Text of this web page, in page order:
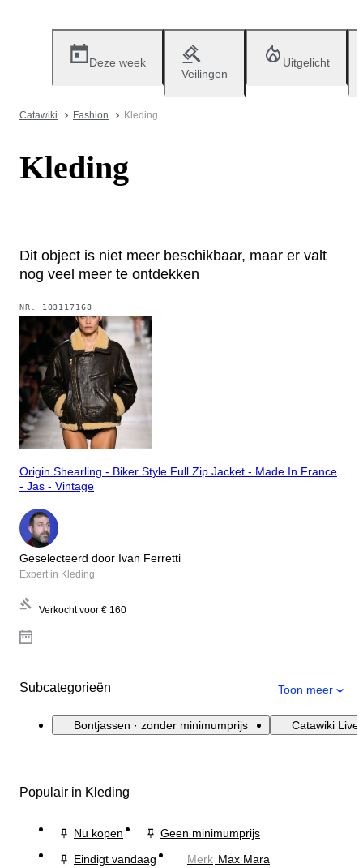
Deze week
Veilingen
Uitgelicht
Catawiki Fashion Kleding
Kleding
Dit object is niet meer beschikbaar, maar er valt
nog veel meer te ontdekken
NR. 103117168
Origin Shearling - Biker Style Full Zip Jacket - Made In France
- Jas - Vintage
Geselecteerd door Ivan Ferretti
Expert in Kleding
Verkocht voor € 160
Subcategorieën Toon meer
Bontjassen · zonder minimumprijs Catawiki Live
Populair in Kleding
Nu kopen
Geen minimumprijs
Eindigt vandaag
Merk Max Mara